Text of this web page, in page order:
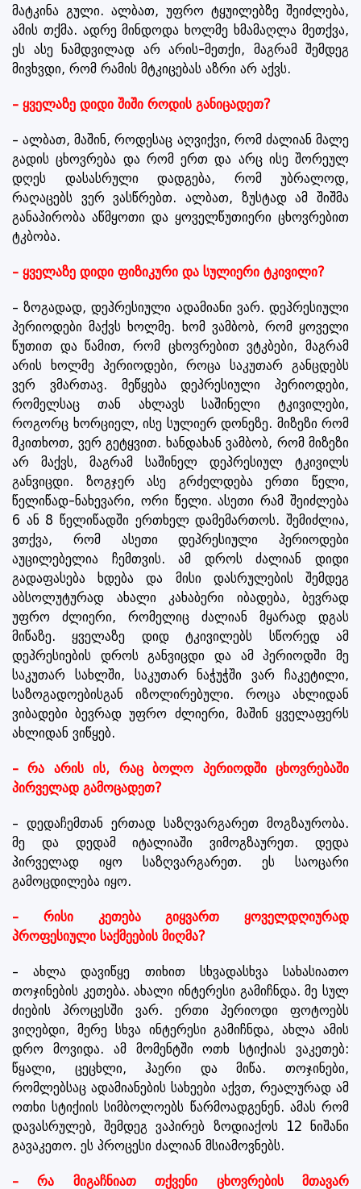
მატკინა გული. ალბათ, უფრო ტყუილებზე შეიძლება,
ამის თქმა. ადრე მინდოდა ხოლმე ხმამაღლა მეთქვა,
ეს ასე ნამდვილად არ არის-მეთქი, მაგრამ შემდეგ
მივხვდი, რომ რამის მტკიცებას აზრი არ აქვს.
– ყველაზე დიდი შიში როდის განიცადეთ?
– ალბათ, მაშინ, როდესაც აღვიქვი, რომ ძალიან მალე
გადის ცხოვრება და რომ ერთ და არც ისე შორეულ
დღეს დასასრული დადგება, რომ უბრალოდ,
რაღაცებს ვერ ვასწრებთ. ალბათ, ზუსტად ამ შიშმა
განაპირობა აწმყოთი და ყოველწუთიერი ცხოვრებით
ტკბობა.
– ყველაზე დიდი ფიზიკური და სულიერი ტკივილი?
– ზოგადად, დეპრესიული ადამიანი ვარ. დეპრესიული
პერიოდები მაქვს ხოლმე. ხომ ვამბობ, რომ ყოველი
წუთით და წამით, რომ ცხოვრებით ვტკბები, მაგრამ
არის ხოლმე პერიოდები, როცა საკუთარ განცდებს
ვერ ვმართავ. მეწყება დეპრესიული პერიოდები,
რომელსაც თან ახლავს საშინელი ტკივილები,
როგორც ხორციელ, ისე სულიერ დონეზე. მიზეზი რომ
მკითხოთ, ვერ გეტყვით. ხანდახან ვამბობ, რომ მიზეზი
არ მაქვს, მაგრამ საშინელ დეპრესიულ ტკივილს
განვიცდი. ზოგჯერ ასე გრძელდება ერთი წელი,
წელიწად-ნახევარი, ორი წელი. ასეთი რამ შეიძლება
6 ან 8 წელიწადში ერთხელ დამემართოს. შემიძლია,
ვთქვა, რომ ასეთი დეპრესიული პერიოდები
აუცილებელია ჩემთვის. ამ დროს ძალიან დიდი
გადაფასება ხდება და მისი დასრულების შემდეგ
აბსოლუტურად ახალი კახაბერი იბადება, ბევრად
უფრო ძლიერი, რომელიც ძალიან მყარად დგას
მიწაზე. ყველაზე დიდ ტკივილებს სწორედ ამ
დეპრესიების დროს განვიცდი და ამ პერიოდში მე
საკუთარ სახლში, საკუთარ ნაჭუჭში ვარ ჩაკეტილი,
საზოგადოებისგან იზოლირებული. როცა ახლიდან
ვიბადები ბევრად უფრო ძლიერი, მაშინ ყველაფერს
ახლიდან ვიწყებ.
– რა არის ის, რაც ბოლო პერიოდში ცხოვრებაში
პირველად გამოცადეთ?
– დედაჩემთან ერთად საზღვარგარეთ მოგზაურობა.
მე და დედამ იტალიაში ვიმოგზაურეთ. დედა
პირველად იყო საზღვარგარეთ. ეს საოცარი
გამოცდილება იყო.
– რისი კეთება გიყვართ ყოველდღიურად
პროფესიული საქმეების მიღმა?
– ახლა დავიწყე თიხით სხვადასხვა სახასიათო
თოჯინების კეთება. ახალი ინტერესი გამიჩნდა. მე სულ
ძიების პროცესში ვარ. ერთი პერიოდი ფოტოებს
ვიღებდი, მერე სხვა ინტერესი გამიჩნდა, ახლა ამის
დრო მოვიდა. ამ მომენტში ოთხ სტიქიას ვაკეთებ:
წყალი, ცეცხლი, ჰაერი და მიწა. თოჯინები,
რომლებსაც ადამიანების სახეები აქვთ, რეალურად ამ
ოთხი სტიქიის სიმბოლოებს წარმოადგენენ. ამას რომ
დავასრულებ, შემდეგ ვაპირებ ზოდიაქოს 12 ნიშანი
გავაკეთო. ეს პროცესი ძალიან მსიამოვნებს.
– რა მიგაჩნიათ თქვენი ცხოვრების მთავარ